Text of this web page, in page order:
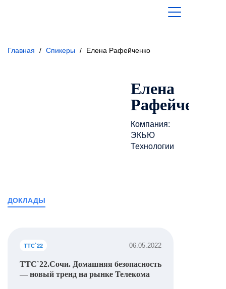
Главная / Спикеры / Елена Рафейченко
Елена
Рафейченко
Компания:
ЭКЬЮ
Технологии
доклады
ТТС`22 06.05.2022
ТТС`22.Сочи. Домашняя безопасность
— новый тренд на рынке Телекома